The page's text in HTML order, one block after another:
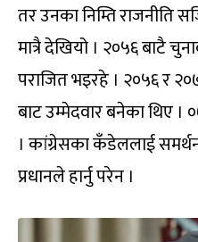
तर उनका निम्ति राजनीति
मात्रै देखियो । २०५६ बाटै
पराजित भइरहे । २०५६ र
बाट उम्मेदवार बनेका थिए ।
। कांग्रेसका कँडेललाई
प्रधानले हार्नु परेन ।